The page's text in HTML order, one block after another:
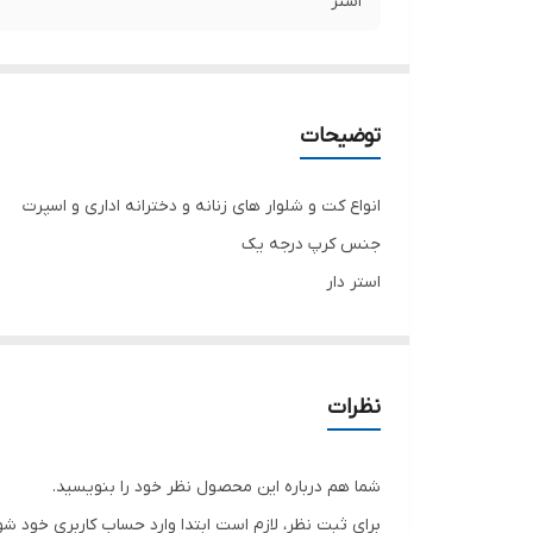
توضیحات
انواع کت و شلوار های زنانه و دخترانه اداری و اسپرت
جنس کرپ درجه یک
استر دار
.
.
نظرات
شما هم درباره این محصول نظر خود را بنویسید.
برای ثبت نظر، لازم است ابتدا وارد حساب کاربری خود